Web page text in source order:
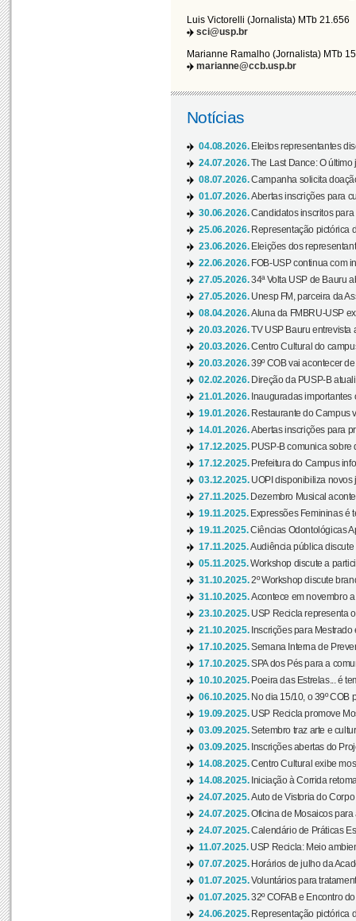
Luis Victorelli (Jornalista) MTb 21.656
sci@usp.br
Marianne Ramalho (Jornalista) MTb
marianne@ccb.usp.br
Notícias
04.08.2026. Eleitos representantes
24.07.2026.The Last Dance: O
08.07.2026.Campanha solicita
01.07.2026.Abertas inscrições para
30.06.2026.Candidatos inscritos
25.06.2026. Representação pictórica
23.06.2026. Eleições dos
22.06.2026. FOB-USP continua com
27.05.2026.34ª Volta USP de Bauru
27.05.2026. Unesp FM, parceira da
08.04.2026.Aluna da FMBRU-USP
20.03.2026.TV USP Bauru entrevista
20.03.2026.Centro Cultural do
20.03.2026.39º COB vai acontecer
02.02.2026. Direção da PUSP-B
21.01.2026. Inauguradas
19.01.2026. Restaurante do Campus
14.01.2026.Abertas inscrições para
17.12.2025. PUSP-B comunica sobre
17.12.2025. Prefeitura do Campus
03.12.2025. UOPI disponibiliza novos
27.11.2025. Dezembro Musical
19.11.2025. Expressões Femininas é
19.11.2025.Ciências Odontológicas
17.11.2025.Audiência pública
05.11.2025.Workshop discute a
31.10.2025.2º Workshop discute
31.10.2025.Acontece em novembro
23.10.2025. USP Recicla representa
21.10.2025. Inscrições para
17.10.2025.Semana Interna de
17.10.2025.SPA dos Pés para a
10.10.2025. Poeira das Estrelas... é
06.10.2025. No dia 15/10, o 39º COB
19.09.2025. USP Recicla promove
03.09.2025.Setembro traz arte e
03.09.2025. Inscrições abertas do
14.08.2025.Centro Cultural exibe
14.08.2025. Iniciação à Corrida
24.07.2025.Auto de Vistoria do
24.07.2025.Oficina de Mosaicos
24.07.2025.Calendário de Práticas
11.07.2025. USP Recicla: Meio
07.07.2025. Horários de julho da
01.07.2025.Voluntários para
01.07.2025.32º COFAB e Encontro
24.06.2025. Representação pictórica